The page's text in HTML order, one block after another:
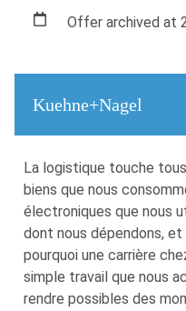
Offer archived at
Kuehne+Nagel
La logistique touche
biens que nous
électroniques que nous
dont nous dépendons,
pourquoi une carrière
simple travail que nous
rendre possibles des